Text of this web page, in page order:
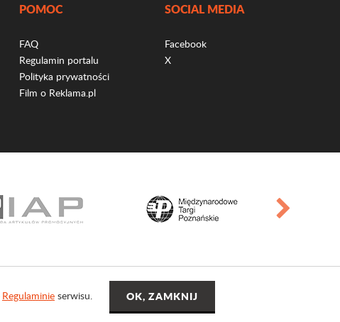
POMOC
FAQ
Regulamin portalu
Polityka prywatności
Film o Reklama.pl
SOCIAL MEDIA
Facebook
X
Regulaminie serwisu.